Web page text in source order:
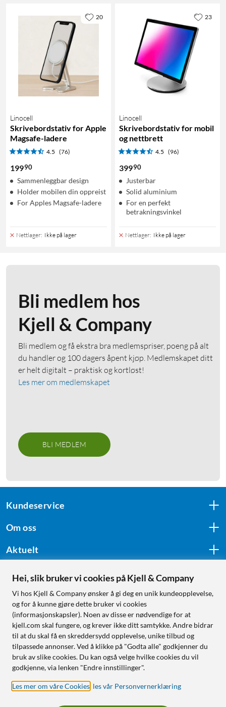
Linocell
Skrivebordstativ for Apple
Magsafe-ladere
4.5 (76)
19990
Sammenleggbar design
Holder mobilen din oppreist
For Apples Magsafe-ladere
Nettlager: Ikke på lager
20
Linocell
Skrivebordstativ for mobil
og nettbrett
4.5 (96)
39990
Justerbar
Solid aluminium
For en perfekt
betrakningsvinkel
Nettlager: Ikke på lager
23
Bli medlem hos
Kjell & Company
Bli medlem og få ekstra bra medlemspriser, poeng på alt
du handler og 100 dagers åpent kjøp. Medlemskapet ditt
er helt digitalt – praktisk og kortløst!
Les mer om medlemskapet
BLI MEDLEM
Kundeservice
Om oss
Aktuelt
Følg oss
Handle fra:
Sverige
Norge
Hei, slik bruker vi cookies på Kjell & Company
Vi hos Kjell & Company ønsker å gi deg en unik kundeopplevelse,
og for å kunne gjøre dette bruker vi cookies
(informasjonskapsler). Noen av disse er nødvendige for at
kjell.com skal fungere, og krever ikke ditt samtykke. Andre bidrar
til at du skal få en skreddersydd opplevelse, unike tilbud og
tilpassede annonser. Ved å klikke på "Godta alle" godkjenner du
bruk av slike cookies. Du kan også velge hvilke cookies du vil
godkjenne, via lenken "Endre innstillinger".
Les mer om våre Cookies les vår Personvernerklæring